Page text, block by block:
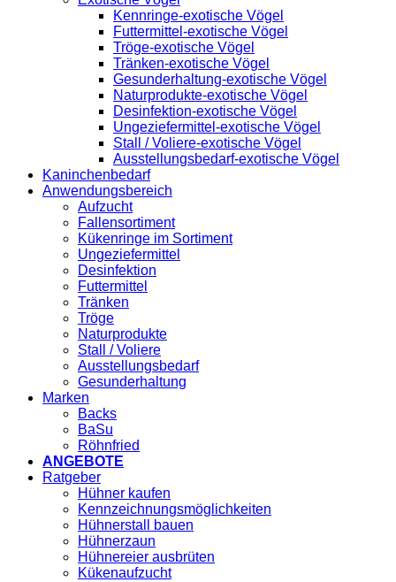
Kennringe-exotische Vögel
Futtermittel-exotische Vögel
Tröge-exotische Vögel
Tränken-exotische Vögel
Gesunderhaltung-exotische Vögel
Naturprodukte-exotische Vögel
Desinfektion-exotische Vögel
Ungeziefermittel-exotische Vögel
Stall / Voliere-exotische Vögel
Ausstellungsbedarf-exotische Vögel
Kaninchenbedarf
Anwendungsbereich
Aufzucht
Fallensortiment
Kükenringe im Sortiment
Ungeziefermittel
Desinfektion
Futtermittel
Tränken
Tröge
Naturprodukte
Stall / Voliere
Ausstellungsbedarf
Gesunderhaltung
Marken
Backs
BaSu
Röhnfried
ANGEBOTE
Ratgeber
Hühner kaufen
Kennzeichnungsmöglichkeiten
Hühnerstall bauen
Hühnerzaun
Hühnereier ausbrüten
Kükenaufzucht